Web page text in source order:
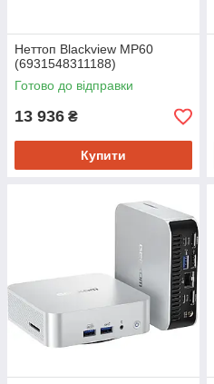
Неттоп Blackview MP60
(6931548311188)
Готово до відправки
13 936 ₴
Купити